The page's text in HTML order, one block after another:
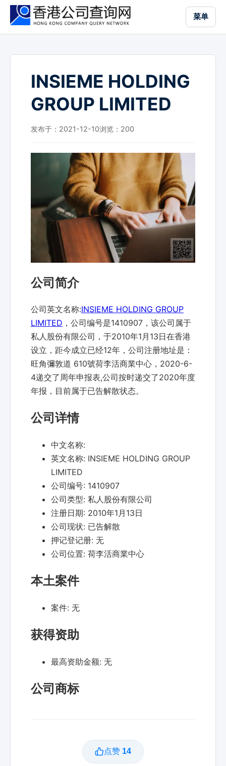
菜单
INSIEME HOLDING
GROUP LIMITED
发布于：2021-12-10浏览： 200
公司简介
公司英文名称:INSIEME HOLDING GROUP
LIMITED ，公司编号是1410907，该公司属于
私人股份有限公司，于2010年1月13日在香港
设立，距今成立已经12年，公司注册地址是：
旺角彌敦道 610號荷李活商業中心，2020-6-
4递交了周年申报表,公司按时递交了2020年度
年报，目前属于已告解散状态。
公司详情
中文名称:
英文名称: INSIEME HOLDING GROUP
LIMITED
公司编号: 1410907
公司类型: 私人股份有限公司
注册日期: 2010年1月13日
公司现状: 已告解散
押记登记册: 无
公司位置: 荷李活商業中心
本土案件
案件: 无
获得资助
最高资助金额: 无
公司商标
点赞 14